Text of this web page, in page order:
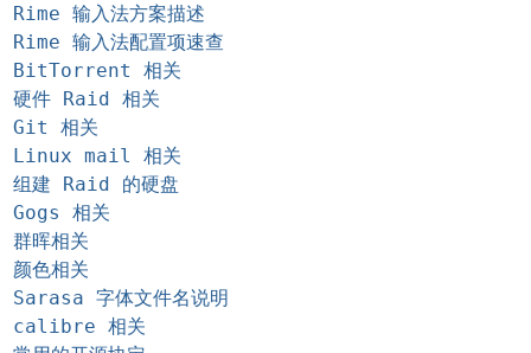
Rime 输入法方案描述
Rime 输入法配置项速查
BitTorrent 相关
硬件 Raid 相关
Git 相关
Linux mail 相关
组建 Raid 的硬盘
Gogs 相关
群晖相关
颜色相关
Sarasa 字体文件名说明
calibre 相关